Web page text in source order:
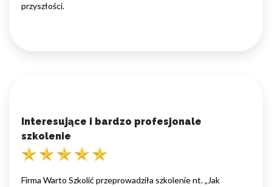
przyszłości.
Interesujące i bardzo profesjonale
szkolenie
Firma Warto Szkolić przeprowadziła szkolenie nt. „Jak